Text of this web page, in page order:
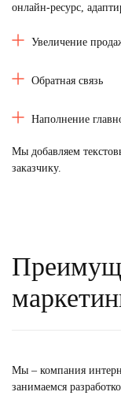
онлайн-ресурс,
Увеличение
Обратная связь
Наполнение
Мы добавляем
заказчику.
Мы – компания
занимаемся